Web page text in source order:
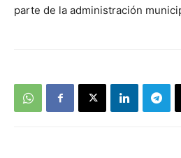
parte de la administración